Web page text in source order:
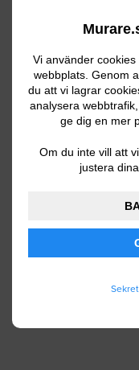
Vi använder
webbplats. Genom
du att vi lagrar
analysera
ge dig en mer
Om du inte vill att
justera
Din e-postadress
Ditt telefonnummer
mina